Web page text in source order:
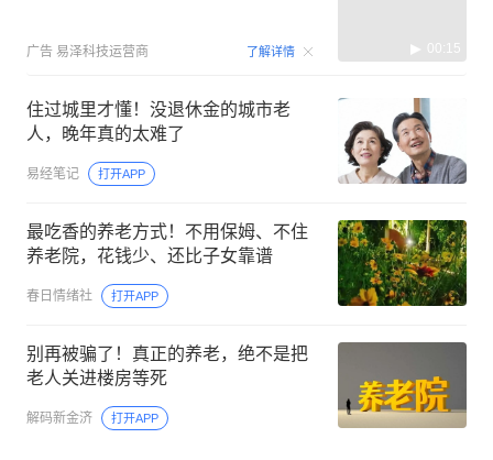
广告 易泽科技运营商 了解详情 00:15
住过城里才懂！没退休金的城市老
人，晚年真的太难了
易经笔记 打开APP
最吃香的养老方式！不用保姆、不住
养老院，花钱少、还比子女靠谱
春日情绪社 打开APP
别再被骗了！真正的养老，绝不是把
老人关进楼房等死
解码新金济 打开APP